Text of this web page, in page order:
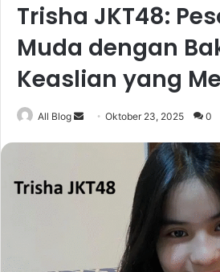
Trisha JKT48:
Muda dengan
Keaslian yang
All Blog
SendOktober 23, 2025 0